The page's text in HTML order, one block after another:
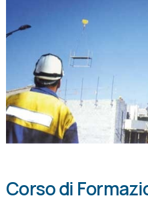
Corso di